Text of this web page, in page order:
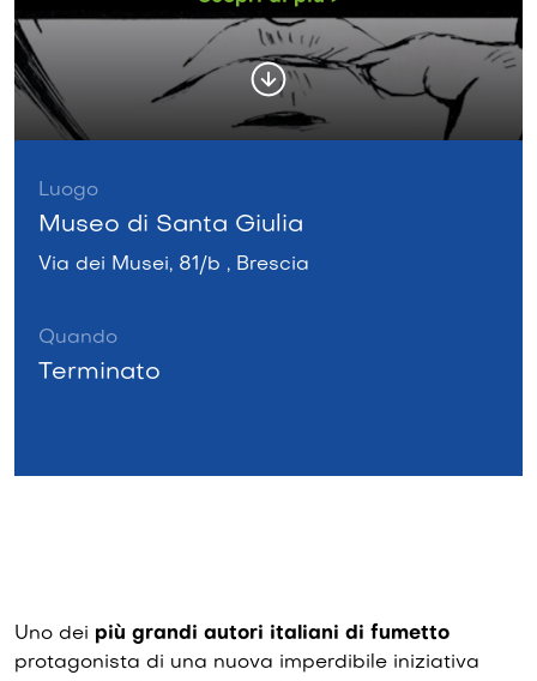
Luogo
Museo di Santa Giulia
Via dei Musei, 81/b , Brescia
Quando
Terminato
Uno dei più grandi autori italiani di fumetto
protagonista di una nuova imperdibile iniziativa